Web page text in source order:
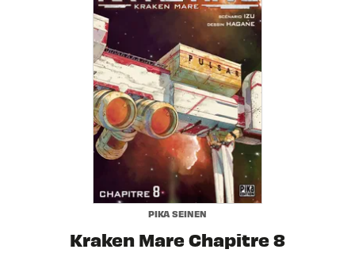
PIKA SEINEN
Kraken Mare Chapitre 8